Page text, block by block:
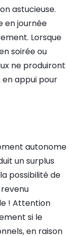
astucieuse.
en journée
Lorsque
soirée ou
ne produiront
en appui pour
autonome
un surplus
possibilité de
! Attention
si le
en raison